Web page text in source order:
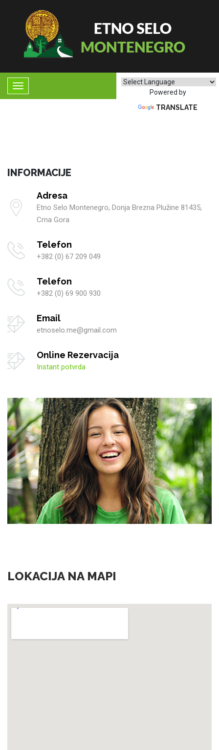
Powered by
TRANSLATE
INFORMACIJE
Adresa
Etno Selo Montenegro, Donja Brezna Plužine 81435,
Crna Gora
Telefon
+382 (0) 67 209 049
Telefon
+382 (0) 69 900 930
Email
etnoselo.me@gmail.com
Online Rezervacija
Instant potvrda
LOKACIJA NA MAPI